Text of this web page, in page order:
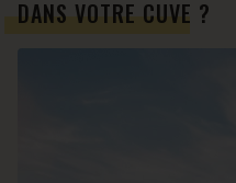
DANS VOTRE CUVE ?